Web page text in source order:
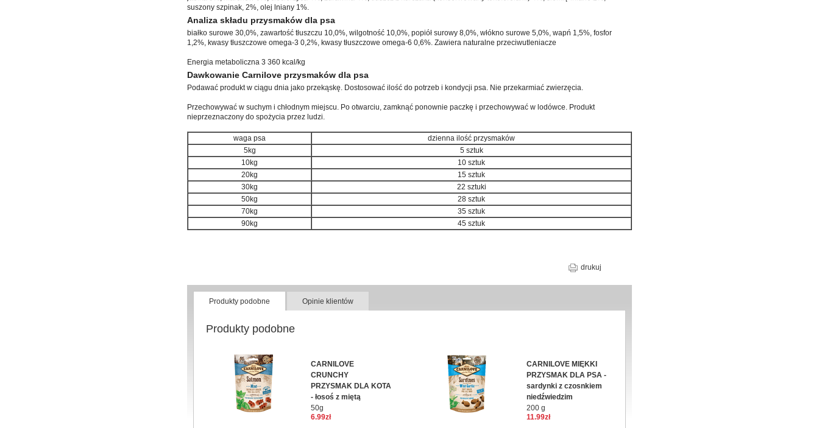
suszony szpinak, 2%, olej lniany 1%.
Analiza składu przysmaków dla psa
białko surowe 30,0%, zawartość tłuszczu 10,0%, wilgotność 10,0%, popiół surowy 8,0%, włókno surowe 5,0%, wapń 1,5%, fosfor
1,2%, kwasy tłuszczowe omega-3 0,2%, kwasy tłuszczowe omega-6 0,6%. Zawiera naturalne przeciwutleniacze
Energia metaboliczna 3 360 kcal/kg
Dawkowanie Carnilove przysmaków dla psa
Podawać produkt w ciągu dnia jako przekąskę. Dostosować ilość do potrzeb i kondycji psa. Nie przekarmiać zwierzęcia.
Przechowywać w suchym i chłodnym miejscu. Po otwarciu, zamknąć ponownie paczkę i przechowywać w lodówce. Produkt
nieprzeznaczony do spożycia przez ludzi.
waga psa
dzienna ilość przysmaków
5kg
5 sztuk
10kg
10 sztuk
20kg
15 sztuk
30kg
22 sztuki
50kg
28 sztuk
70kg
35 sztuk
90kg
45 sztuk
drukuj
Produkty podobne Opinie klientów
Produkty podobne
CARNILOVE
CRUNCHY
PRZYSMAK DLA KOTA
- łosoś z miętą
50g
6.99zł
CARNILOVE MIĘKKI
PRZYSMAK DLA PSA -
sardynki z czosnkiem
niedźwiedzim
200 g
11.99zł